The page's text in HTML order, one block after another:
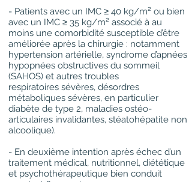
- Patients avec un IMC ≥ 40 kg/m² ou bien
avec un IMC ≥ 35 kg/m² associé à au
moins une comorbidité susceptible d’être
améliorée après la chirurgie : notamment
hypertension artérielle, syndrome d’apnées
hypopnées obstructives du sommeil
(SAHOS) et autres troubles
respiratoires sévères, désordres
métaboliques sévères, en particulier
diabète de type 2, maladies ostéo-
articulaires invalidantes, stéatohépatite non
alcoolique).
- En deuxième intention après échec d’un
traitement médical, nutritionnel, diététique
et psychothérapeutique bien conduit